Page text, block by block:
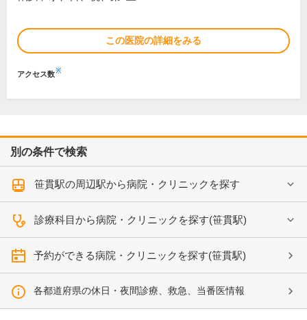
この医院の詳細をみる
アクセス数※
別の条件で検索
笹貫駅の周辺駅から病院・クリニックを探す
診療科目から病院・クリニックを探す(笹貫駅)
予約ができる病院・クリニックを探す(笹貫駅)
各都道府県の休日・夜間診療、救急、当番医情報